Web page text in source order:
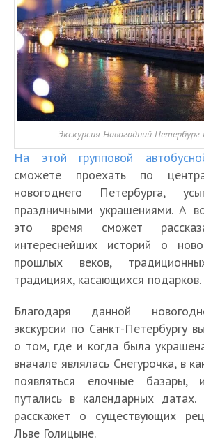
Экскурсия Новогодний Петербург
На этой групповой
сможете проехать по
новогоднего Петербурга,
праздничными украшениями. А
это время сможет
интереснейших историй о
прошлых веков,
традициях, касающихся подарков.
Благодаря данной
экскурсии по Санкт-Петербургу
о том, где и когда была
вначале являлась Снегурочка, в
появляться елочные
путались в календарных
расскажет о существующих
Льве Голицыне.